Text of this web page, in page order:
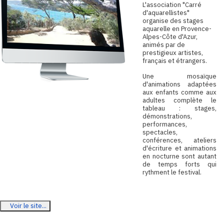
L'association "Carré
d'aquarellistes"
organise des stages
aquarelle en Provence-
Alpes-Côte d'Azur,
animés par de
prestigieux artistes,
français et étrangers.
Une mosaïque
d'animations adaptées
aux enfants comme aux
adultes complète le
tableau : stages,
démonstrations,
performances,
spectacles,
conférences, ateliers
d'écriture et animations
en nocturne sont autant
de temps forts qui
rythment le festival.
Voir le site...